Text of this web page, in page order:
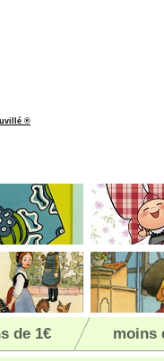
®
de 1€ moins